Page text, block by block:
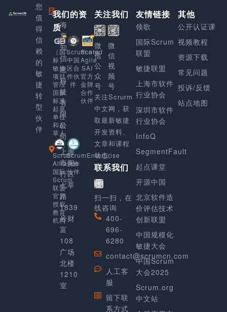
您
值
得
信
赖
的
敏
捷
转
型
伙
伴
上
海
享
知
信
息
科
技
有
限
公
司
上海
市闵
行区
七莘
路
1839
号财
富
108
广场
北楼
1210
室
我们的资
质
（国
标）
敏捷
项目
管理
国家
标准
起草
单位
和起
草人
Scrum.org
中国
区合
作伙
伴
Scaled
Agile
SAI
官方
金牌
合作
伙伴
Scrum
Alliance
国际
Scrum
联盟
官方
授权
教育
机构
ScrumEnterprise
合作
伙伴
关注我们
微
信
公
众
号
微
信
视
频
号
关注Scrurm
中文网，获
取最新敏捷
开发资料、
文章和课程
动态。
联系我们
扫一扫，在
线咨询
400-
696-
6280
contact@scrumcn.com
人工客
服
留下联
系方式
友情链接
领歌
国际Scrum
联盟
敏捷联盟
上海市软件
行业协会
深圳市软件
行业协会
InfoQ
SegmentFault
起点课堂
开源中国
北京软件造
价评估技术
创新联盟
中国规模化
敏捷大会
中国Scrum
大会2025
Scrum.org
中文站
其他
公开认证课
视频教程
资源下载
常见问题
投诉/反馈
站点地图